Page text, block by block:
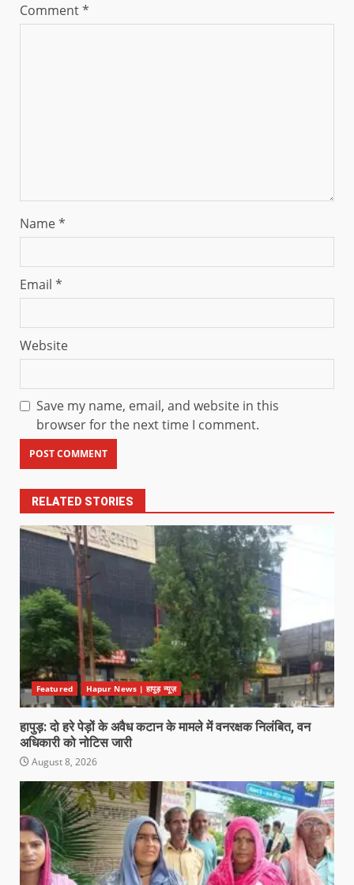
Comment*
Name*
Email *
Website
Save my name, email, and website in this
browser for the next time I comment.
RELATED STORIES
Featured Hapur News | हापुड़ न्यूज़
हापुड़: दो हरे पेड़ों के अवैध कटान के मामले में वनरक्षक निलंबित, वन
अधिकारी को नोटिस जारी
August 8, 2026